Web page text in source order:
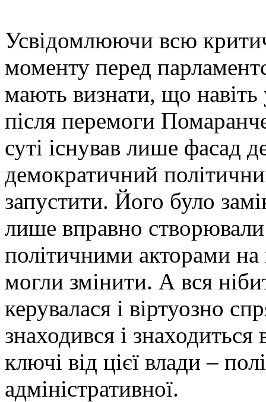
Усвідомлюючи всю
моменту перед
мають визнати, що
після перемоги
суті існував лише фасад
демократичний
запустити. Його було
лише вправно
політичними акторами на
могли змінити. А вся
керувалася і віртуозно
знаходився і знаходиться
ключі від цієї влади –
адміністративної.